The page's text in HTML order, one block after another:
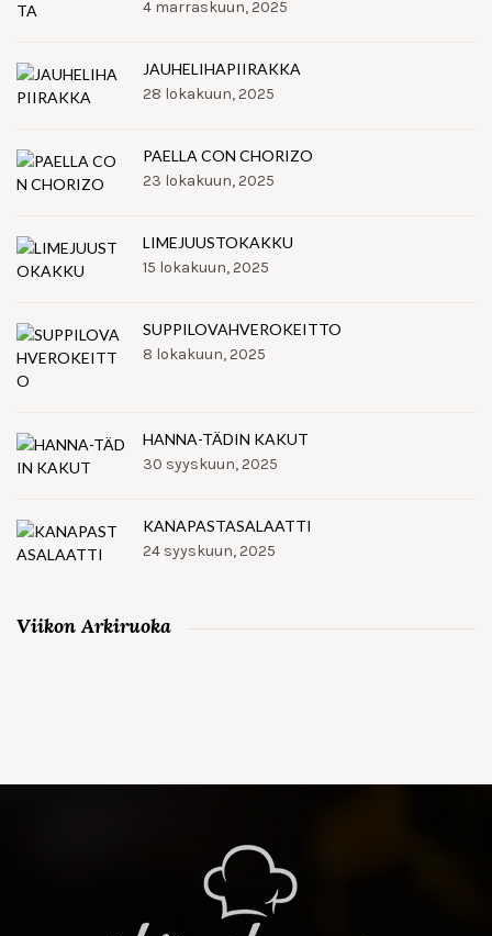
4 marraskuun, 2025
JAUHELIHAPIIRAKKA
28 lokakuun, 2025
PAELLA CON CHORIZO
23 lokakuun, 2025
LIMEJUUSTOKAKKU
15 lokakuun, 2025
SUPPILOVAHVEROKEITTO
8 lokakuun, 2025
HANNA-TÄDIN KAKUT
30 syyskuun, 2025
KANAPASTASALAATTI
24 syyskuun, 2025
Viikon Arkiruoka